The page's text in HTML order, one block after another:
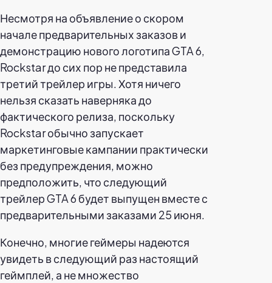
Несмотря на объявление о скором
начале предварительных заказов и
демонстрацию нового логотипа GTA 6,
Rockstar до сих пор не представила
третий трейлер игры. Хотя ничего
нельзя сказать наверняка до
фактического релиза, поскольку
Rockstar обычно запускает
маркетинговые кампании практически
без предупреждения, можно
предположить, что следующий
трейлер GTA 6 будет выпущен вместе с
предварительными заказами 25 июня.
Конечно, многие геймеры надеются
увидеть в следующий раз настоящий
геймплей, а не множество